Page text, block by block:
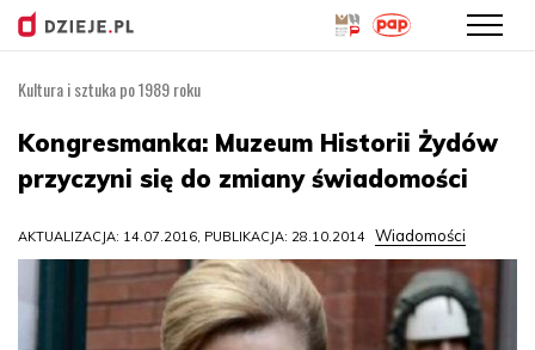
treści
Kultura i sztuka po 1989 roku
Kongresmanka: Muzeum Historii Żydów
przyczyni się do zmiany świadomości
AKTUALIZACJA: 14.07.2016, PUBLIKACJA: 28.10.2014 Wiadomości